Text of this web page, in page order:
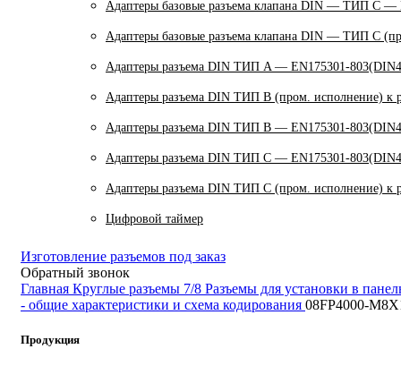
Адаптеры базовые разъема клапана DIN — ТИП C —
Адаптеры базовые разъема клапана DIN — ТИП C
Адаптеры разъема DIN ТИП A — EN175301-
Адаптеры разъема DIN ТИП B (пром. исполнение) к
Адаптеры разъема DIN ТИП B — EN175301-
Адаптеры разъема DIN ТИП C — EN175301-
Адаптеры разъема DIN ТИП C (пром. исполнение) к
Цифровой таймер
Изготовление разъемов под заказ
Обратный звонок
Главная Круглые разъемы 7/8 Разъемы для установки в
- общие характеристики и схема кодирования 08FP4000-
Продукция